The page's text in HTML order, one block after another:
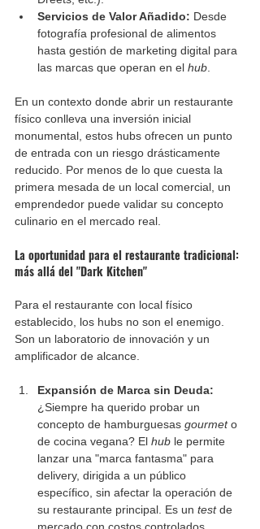
Servicios de Valor Añadido: Desde
fotografía profesional de alimentos
hasta gestión de marketing digital para
las marcas que operan en el hub
En un contexto donde abrir un restaurante
físico conlleva una inversión inicial
monumental, estos hubs ofrecen un punto
de entrada con un riesgo drásticamente
reducido. Por menos de lo que cuesta la
primera mesada de un local comercial, un
emprendedor puede validar su concepto
culinario en el mercado real.
La oportunidad para el restaurante tradicional:
más allá del "Dark Kitchen"
Para el restaurante con local físico
establecido, los hubs no son el enemigo.
Son un laboratorio de innovación y un
amplificador de alcance.
Expansión de Marca sin Deuda:
¿Siempre ha querido probar un
concepto de hamburguesas gourmet o
de cocina vegana? El hub le permite
lanzar una "marca fantasma" para
delivery, dirigida a un público
específico, sin afectar la operación de
su restaurante principal. Es un test de